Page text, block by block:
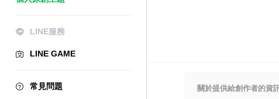
LINE服務
LINE GAME
常見問題 關於提供給創作者的資